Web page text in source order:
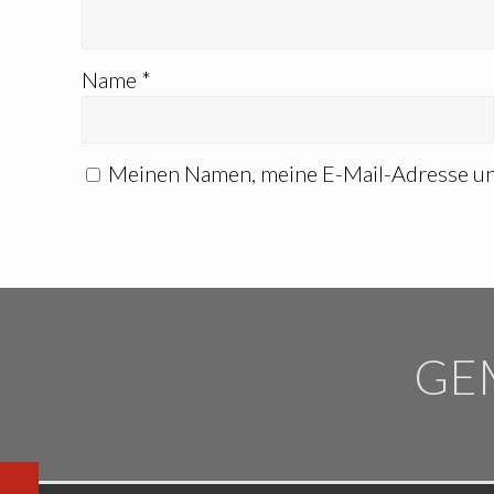
Name *
Meinen Namen, meine E-Mail-Adresse